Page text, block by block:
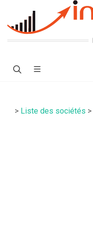
> Liste des sociétés >